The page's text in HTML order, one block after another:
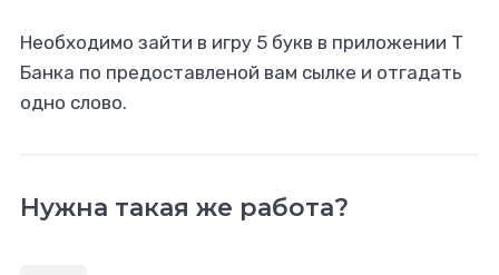
Необходимо зайти в игру 5 букв в приложении Т
Банка по предоставленой вам сылке и отгадать
одно слово.
Нужна такая же работа?